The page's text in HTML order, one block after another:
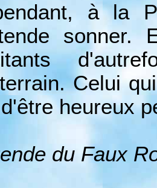
à la
sonner.
Celui
heureux
du Faux